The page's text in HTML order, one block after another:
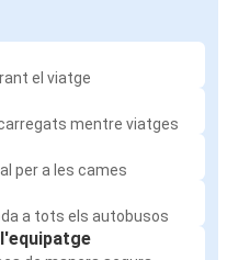
el viatge
mentre viatges
per a les cames
a tots els autobusos